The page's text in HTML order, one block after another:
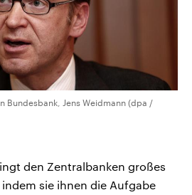
Bundesbank, Jens Weidmann (dpa /
den Zentralbanken großes
sie ihnen die Aufgabe